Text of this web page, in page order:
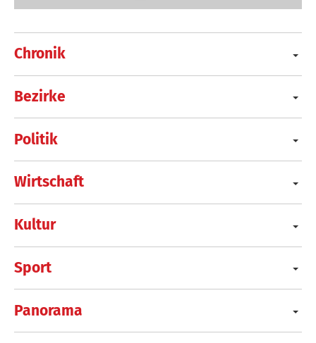
Chronik
Bezirke
Politik
Wirtschaft
Kultur
Sport
Panorama